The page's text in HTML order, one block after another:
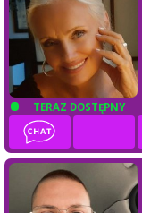
TERAZ DOSTĘPNY